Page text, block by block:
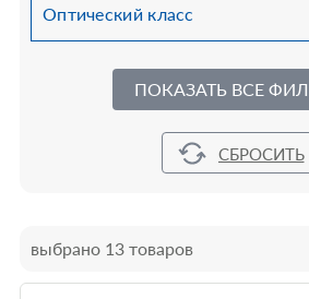
Оптический класс
ПОКАЗАТЬ ВСЕ
выбрано 13 товаров